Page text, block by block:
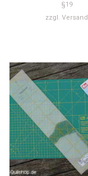
§19
zzgl. Versand